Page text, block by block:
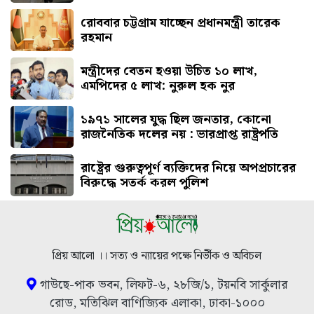
রোববার চট্টগ্রাম যাচ্ছেন প্রধানমন্ত্রী তারেক
রহমান
মন্ত্রীদের বেতন হওয়া উচিত ১০ লাখ,
এমপিদের ৫ লাখ: নুরুল হক নুর
১৯৭১ সালের যুদ্ধ ছিল জনতার, কোনো
রাজনৈতিক দলের নয় : ভারপ্রাপ্ত রাষ্ট্রপতি
রাষ্ট্রের গুরুত্বপূর্ণ ব্যক্তিদের নিয়ে অপপ্রচারের
বিরুদ্ধে সতর্ক করল পুলিশ
প্রিয় আলো ।। সত্য ও ন্যায়ের পক্ষে নির্ভীক ও অবিচল
গাউছে-পাক ভবন, লিফট-৬, ২৮জি/১, টয়নবি সার্কুলার
রোড, মতিঝিল বাণিজ্যিক এলাকা, ঢাকা-১০০০